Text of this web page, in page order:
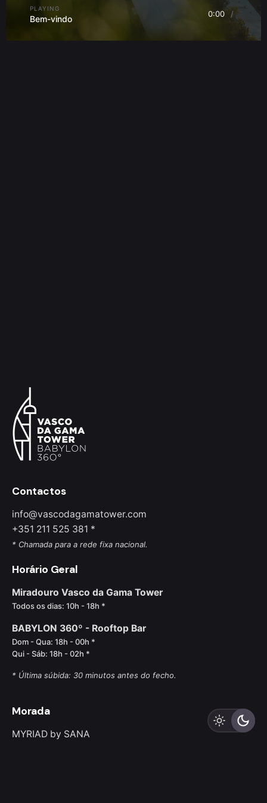
Altice Arena
Oceanario
PLAYING
Bem-vindo 0:00 /
Contactos
info@vascodagamatower.com
+351 211 525 381 *
* Chamada para a rede fixa nacional.
Horário Geral
Miradouro Vasco da Gama Tower
Todos os dias: 10h - 18h *
BABYLON 360º - Rooftop Bar
Dom - Qua: 18h - 00h *
Qui - Sáb: 18h - 02h *
* Última súbida: 30 minutos antes do fecho.
Morada
MYRIAD by SANA